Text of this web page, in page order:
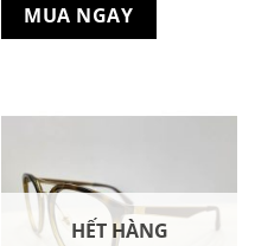
MUA NGAY
HẾT HÀNG